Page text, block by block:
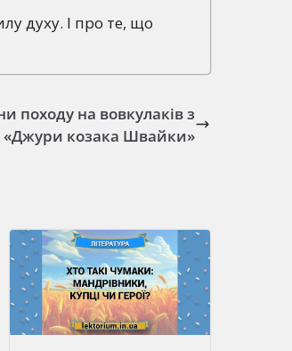
духу. І про те, що
походу на вовкулаків з
«Джури козака Швайки»